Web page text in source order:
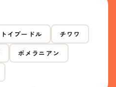
トイプードル チワワ
ポメラニアン